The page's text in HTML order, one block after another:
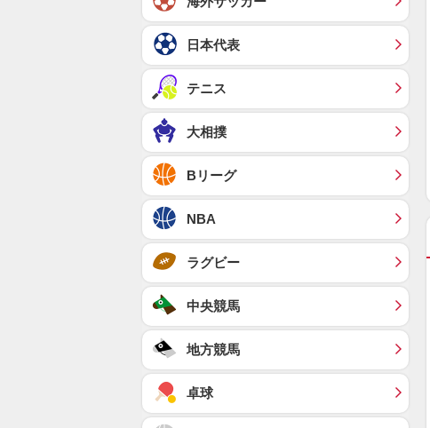
日本代表
テニス
大相撲
Bリーグ
NBA
ラグビー
中央競馬
地方競馬
卓球